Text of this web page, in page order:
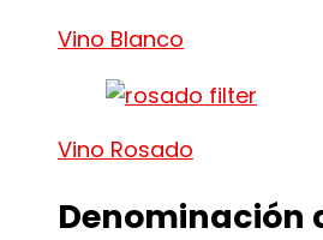
Vino Blanco
Vino Rosado
Denominación